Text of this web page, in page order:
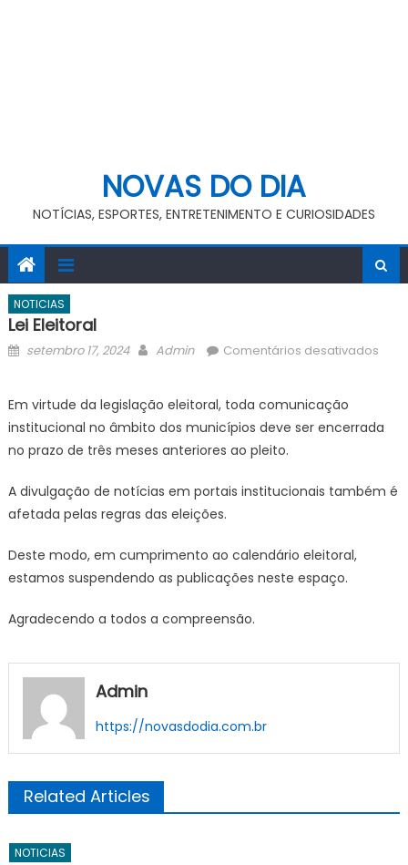
NOVAS DO DIA
NOTÍCIAS, ESPORTES, ENTRETENIMENTO E CURIOSIDADES
NOTICIAS
Lei Eleitoral
Posted
setembro 17, 2024 Author
Admin Comentários desativadosem
Em virtude da legislação eleitoral, toda comunicação
institucional no âmbito dos municípios deve ser encerrada
no prazo de três meses anteriores ao pleito.
A divulgação de notícias em portais institucionais também é
afetada pelas regras das eleições.
Deste modo, em cumprimento ao calendário eleitoral,
estamos suspendendo as publicações neste espaço.
Agradecendo a todos a compreensão.
Admin
https://novasdodia.com.br
Related Articles
NOTICIAS